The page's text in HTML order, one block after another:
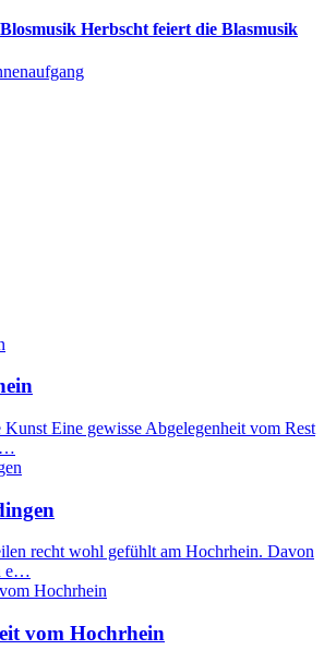
Herbscht feiert die Blasmusik
Eine gewisse Abgelegenheit vom Rest
recht wohl gefühlt am Hochrhein. Davon
e…
vom Hochrhein